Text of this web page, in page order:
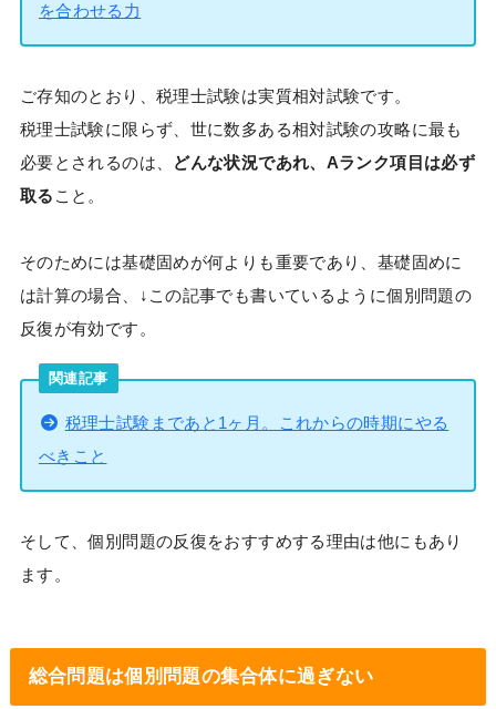
を合わせる力
ご存知のとおり、税理士試験は実質相対試験です。
税理士試験に限らず、世に数多ある相対試験の攻略に最も
必要とされるのは、
どんな状況であれ、Aランク項目は必ず
取る こと。
そのためには基礎固めが何よりも重要であり、基礎固めに
は計算の場合、↓この記事でも書いているように個別問題の
反復が有効です。
関連記事
税理士試験まであと1ヶ月。これからの時期にやる
べきこと
そして、個別問題の反復をおすすめする理由は他にもあり
ます。
総合問題は個別問題の集合体に過ぎない